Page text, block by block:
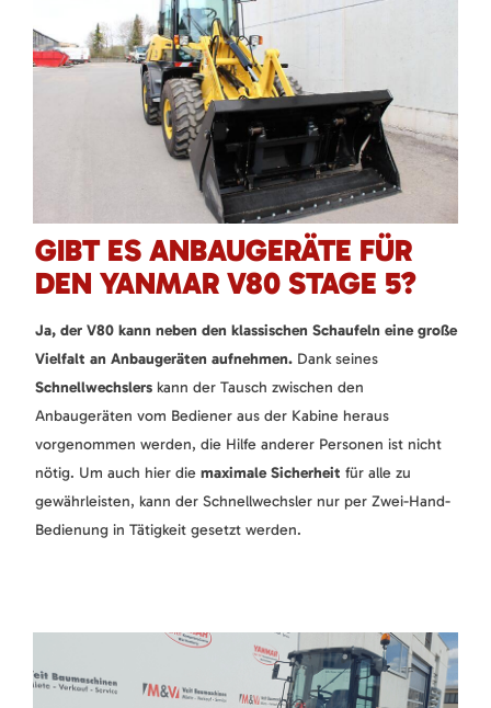
GIBT ES ANBAUGERÄTE FÜR
DEN YANMAR V80 STAGE 5?
Ja, der V80 kann neben den klassischen Schaufeln eine große
Vielfalt an Anbaugeräten aufnehmen. Dank seines
Schnellwechslers kann der Tausch zwischen den
Anbaugeräten vom Bediener aus der Kabine heraus
vorgenommen werden, die Hilfe anderer Personen ist nicht
nötig. Um auch hier die maximale Sicherheit für alle zu
gewährleisten, kann der Schnellwechsler nur per Zwei-Hand-
Bedienung in Tätigkeit gesetzt werden.